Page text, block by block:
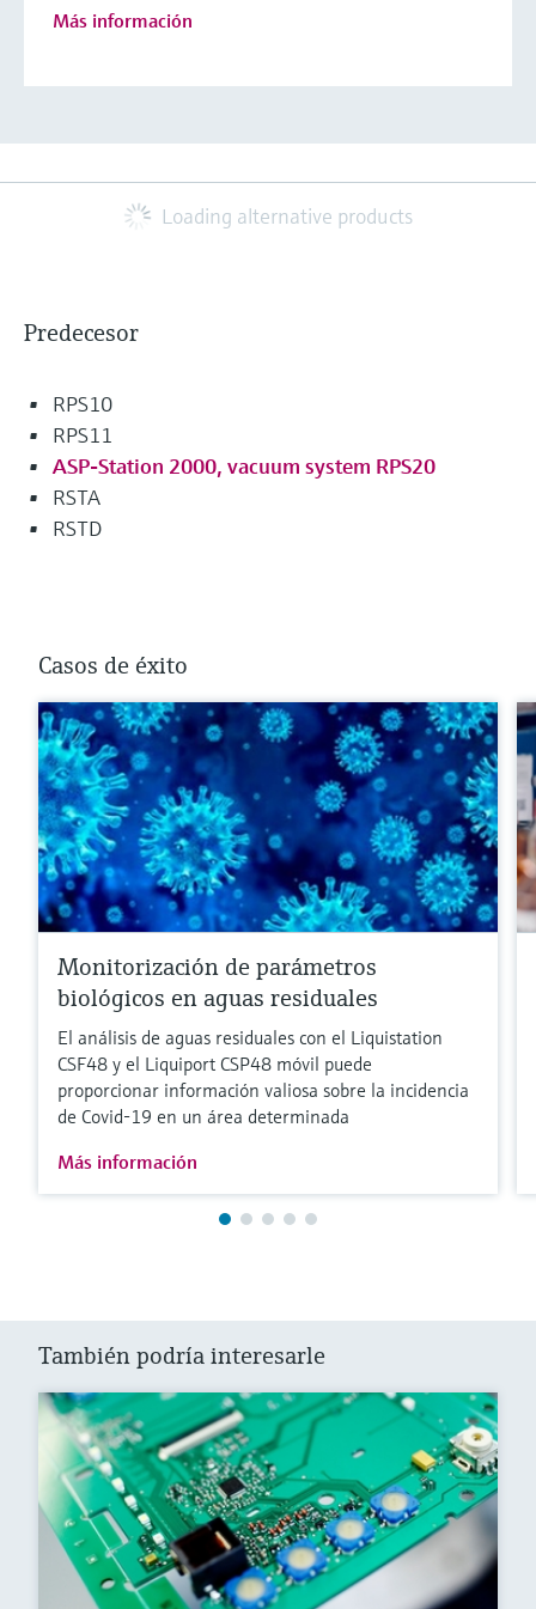
Más información
Loading alternative products
Predecesor
RPS10
RPS11
ASP-Station 2000, vacuum system RPS20
RSTA
RSTD
Casos de éxito
Monitorización de parámetros
biológicos en aguas residuales
El análisis de aguas residuales con el Liquistation
CSF48 y el Liquiport CSP48 móvil puede
proporcionar información valiosa sobre la incidencia
de Covid-19 en un área determinada
Más información
También podría interesarle